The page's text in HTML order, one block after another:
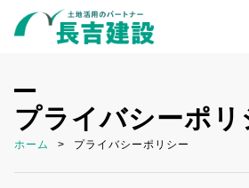
プライバシーポリ
ホーム プライバシーポリシー